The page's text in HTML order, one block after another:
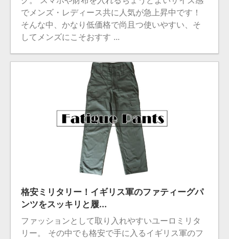
でメンズ・レディース共に人気が急上昇中です！
そんな中、かなり低価格で尚且つ使いやすい、そ
してメンズにこそおすす ...
格安ミリタリー！イギリス軍のファティーグパ
ンツをスッキリと履...
ファッションとして取り入れやすいユーロミリタ
リー。 その中でも格安で手に入るイギリス軍のフ